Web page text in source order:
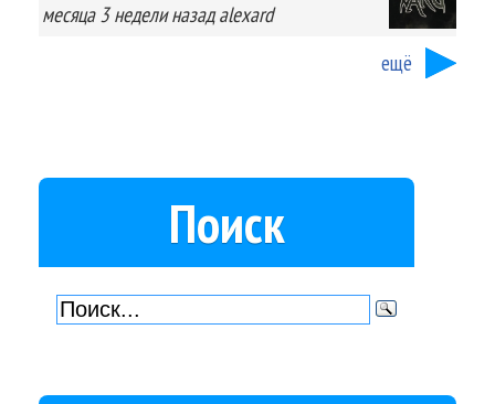
месяца 3 неделиназад alexard
ещё
Поиск